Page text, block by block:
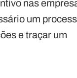
nas
um
e traçar um